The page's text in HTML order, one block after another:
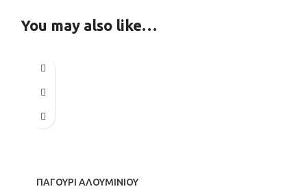
You may also like…
ΠΑΓΟΥΡΙ ΑΛΟΥΜΙΝΙΟΥ